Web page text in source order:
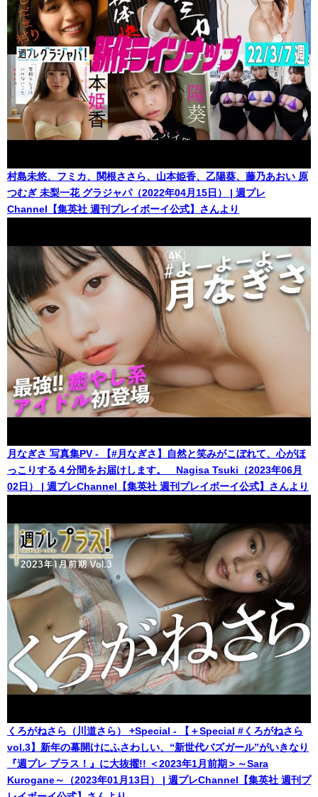
村島未悠、フミカ、関根ささら、山本姫香、乙陽葵、藤乃あおい 原
つむぎ 未梨一花 グラジャパ（2022年04月15日） | 週プレ
Channel【集英社 週刊プレイボーイ公式】さんより
月なぎさ 写真集PV - 【#月なぎさ】自然と笑みがこぼれて、心がほ
っこりする４分間をお届けします。 Nagisa Tsuki（2023年06月
02日） | 週プレChannel【集英社 週刊プレイボーイ公式】さんより
くろがねさら（川道さら） +Special - 【＋Special #くろがねさら
vol.3】新年の幕開けにふさわしい、“新世代バズガール”がいきなり
『週プレ プラス！』に大抜擢!! ＜2023年1月前期＞～Sara
Kurogane～（2023年01月13日） | 週プレChannel【集英社 週刊プ